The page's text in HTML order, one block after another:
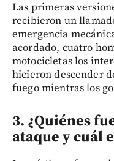
Las primeras
recibieron un
emergencia
acordado, cuatro
motocicletas los
hicieron descender
fuego mientras los
3. ¿Quiénes
ataque y cuál